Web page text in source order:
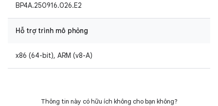
BP4A.250916.026.E2
Hỗ trợ trình mô phỏng
x86 (64-bit), ARM (v8-A)
Thông tin này có hữu ích không cho bạn không?